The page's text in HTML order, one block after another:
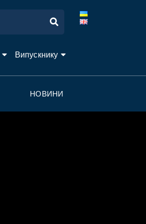
Випускнику
НОВИНИ